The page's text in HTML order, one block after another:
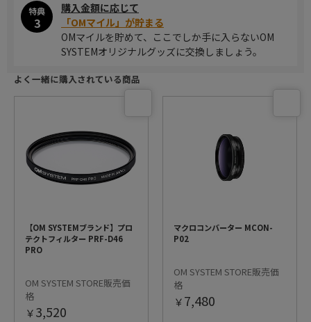
特典
3
購入金額に応じて
「OMマイル」が貯まる
OMマイルを貯めて、ここでしか手に入らないOM
SYSTEMオリジナルグッズに交換しましょう。
よく一緒に購入されている商品
【OM SYSTEMブランド】プロ
テクトフィルター PRF-D46
PRO
OM SYSTEM STORE販売価
格
￥3,520
マクロコンバーター MCON-
P02
OM SYSTEM STORE販売価
格
￥7,480